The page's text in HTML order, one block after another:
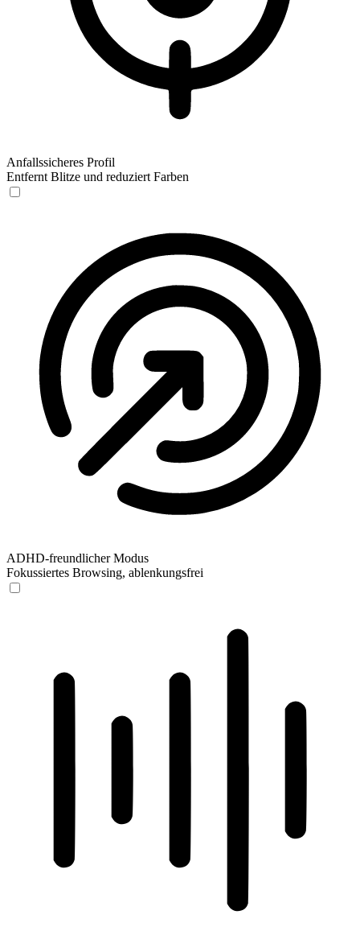
Anfallssicheres Profil
Entfernt Blitze und reduziert Farben
ADHD-freundlicher Modus
Fokussiertes Browsing, ablenkungsfrei